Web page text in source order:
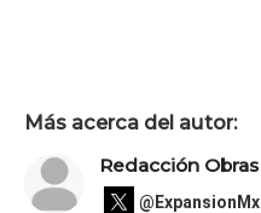
Más acerca del autor:
Redacción Obras
@ExpansionMx